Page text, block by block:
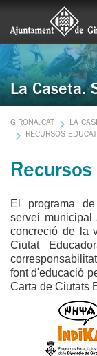
La Caseta.
GIRONA.CAT
LA
RECURSOS
El programa
servei municipal
concreció de la
Ciutat
font d'educació
Carta de Ciutats